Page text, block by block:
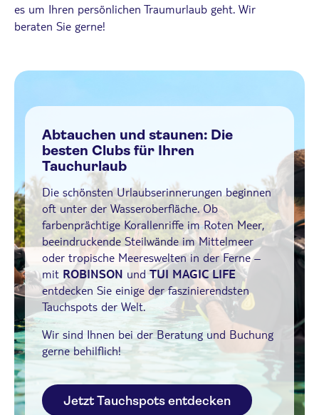
es um Ihren persönlichen Traumurlaub geht. Wir
beraten Sie gerne!
Abtauchen und staunen: Die
besten Clubs für Ihren
Tauchurlaub
Die schönsten Urlaubserinnerungen beginnen
oft unter der Wasseroberfläche. Ob
farbenprächtige Korallenriffe im Roten Meer,
beeindruckende Steilwände im Mittelmeer
oder tropische Meereswelten in der Ferne –
mit ROBINSON undTUI MAGIC LIFE
entdecken Sie einige der faszinierendsten
Tauchspots der Welt.
Wir sind Ihnen bei der Beratung und Buchung
gerne behilflich!
Jetzt Tauchspots entdecken